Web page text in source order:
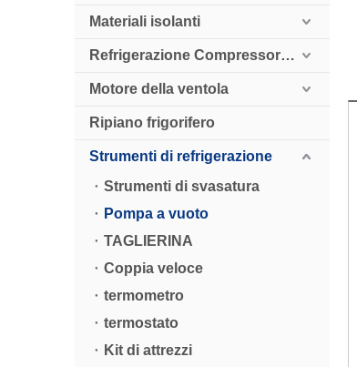
Materiali isolanti
Refrigerazione Compressore HollySnow
Motore della ventola
Ripiano frigorifero
Strumenti di refrigerazione
Strumenti di svasatura
Pompa a vuoto
TAGLIERINA
Coppia veloce
termometro
termostato
Kit di attrezzi